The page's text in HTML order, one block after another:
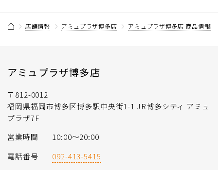
店舗情報 アミュプラザ博多店 アミュプラザ博多店 商品情報
アミュプラザ博多店
〒812-0012
福岡県福岡市博多区博多駅中央街1-1 JR博多シティ アミュ
プラザ7F
営業時間
10:00～20:00
電話番号
092-413-5415